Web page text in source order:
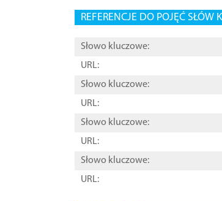
REFERENCJE DO POJĘĆ SŁÓW
Słowo kluczowe:
URL:
Słowo kluczowe:
URL:
Słowo kluczowe:
URL:
Słowo kluczowe:
URL: